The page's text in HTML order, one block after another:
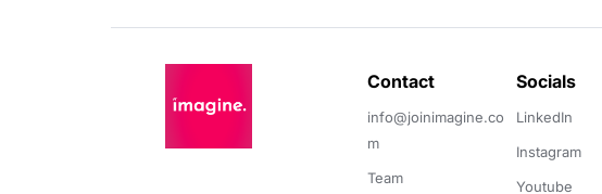
Contact
info@joinimagine.co
m
Team
Socials
LinkedIn
Instagram
Youtube